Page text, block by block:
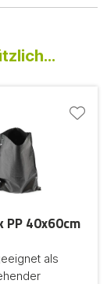
PP 40x60cm
als